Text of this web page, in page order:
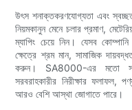
উৎস শনাক্তকরণযোগ্যতা এবং
নিয়মকানুন মেনে চলার প্রমাণ,
ম্যাপিং চেয়ে নিন। যেসব
ক্ষেত্রে শ্রম মান, সামাজিক
করুন। SA8000-এর মতো
সরবরাহকারীর নিরীক্ষার ফলাফল,
আরও বেশি আস্থা জোগাতে পারে।